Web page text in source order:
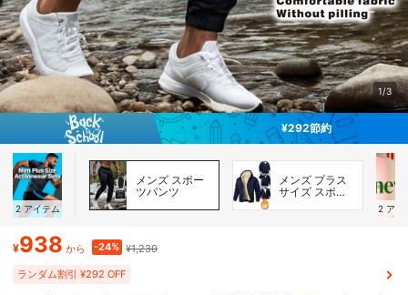
1/3
¥292節約
2 アイテム
メンズ スポー
ツパンツ
メンズ プラス
サイズ スポー
2 アイ
¥938 から -24% ¥1,230
ランダム割引 ¥292 OFF